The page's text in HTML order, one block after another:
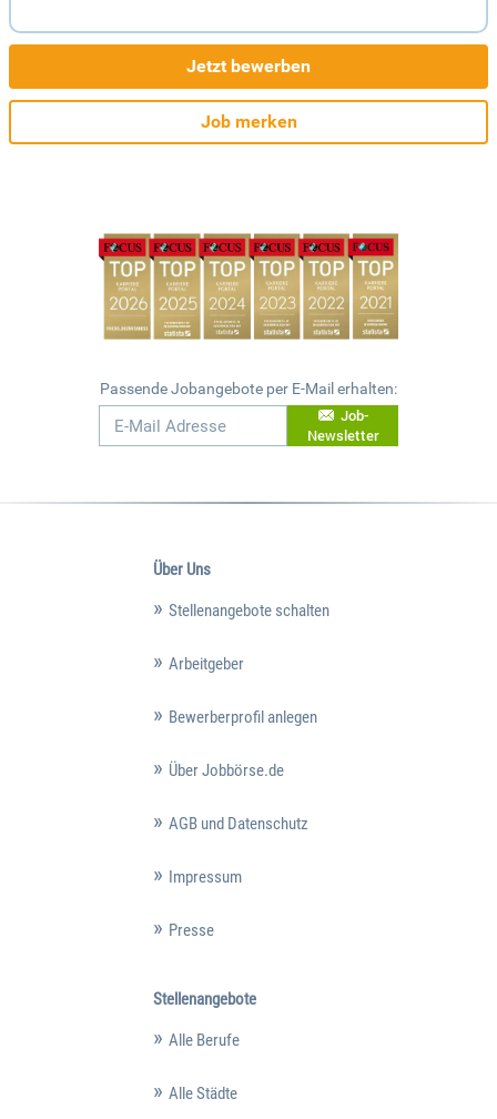
Jetzt bewerben
Job merken
Passende Jobangebote per E-Mail erhalten:
Job-
Newsletter
Über Uns
Stellenangebote schalten
Arbeitgeber
Bewerberprofil anlegen
Über Jobbörse.de
AGB und Datenschutz
Impressum
Presse
Stellenangebote
Alle Berufe
Alle Städte